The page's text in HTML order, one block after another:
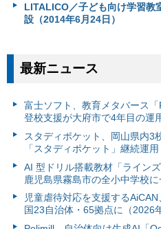
LITALICO／子ども向け学習教
設（2014年6月24日）
最新ニュース
富⼠ソフト、教育メタバース
登校支援が大府市で4年目の運
スタディポケット、岡山県内3
「スタディポケット」継続運
AI 型ドリル搭載教材「ライン
鹿児島県霧島市の全小中学校
児童虐待対応を支援する
国23自治体・65拠点に（2026